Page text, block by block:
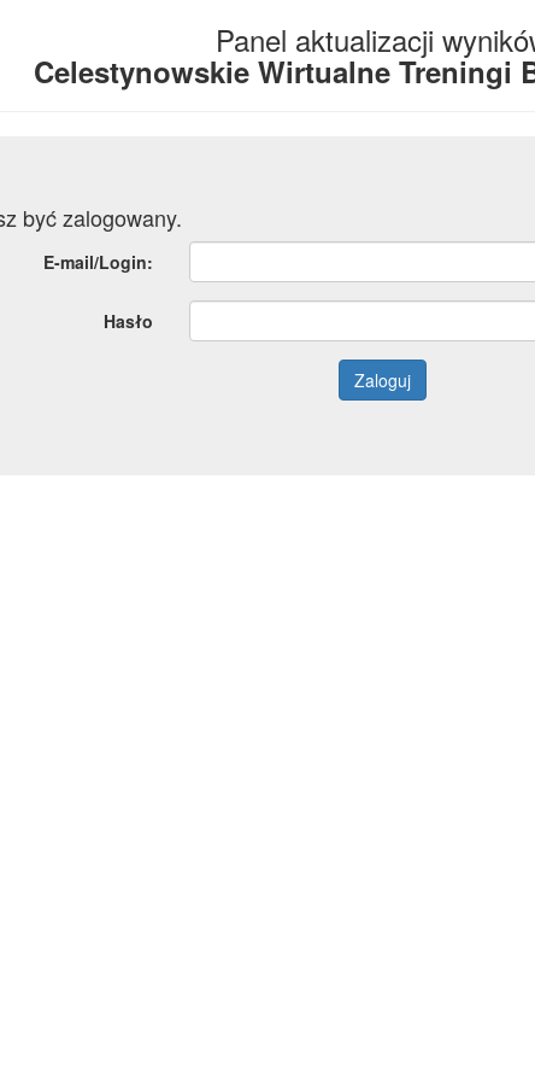
Panel aktualizacji
Celestynowskie Wirtualne Treningi
być zalogowany.
E-mail/Login:
Hasło
Zaloguj